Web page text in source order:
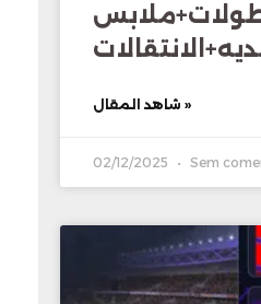
شاهد المقال »
02/12/2025 Sem